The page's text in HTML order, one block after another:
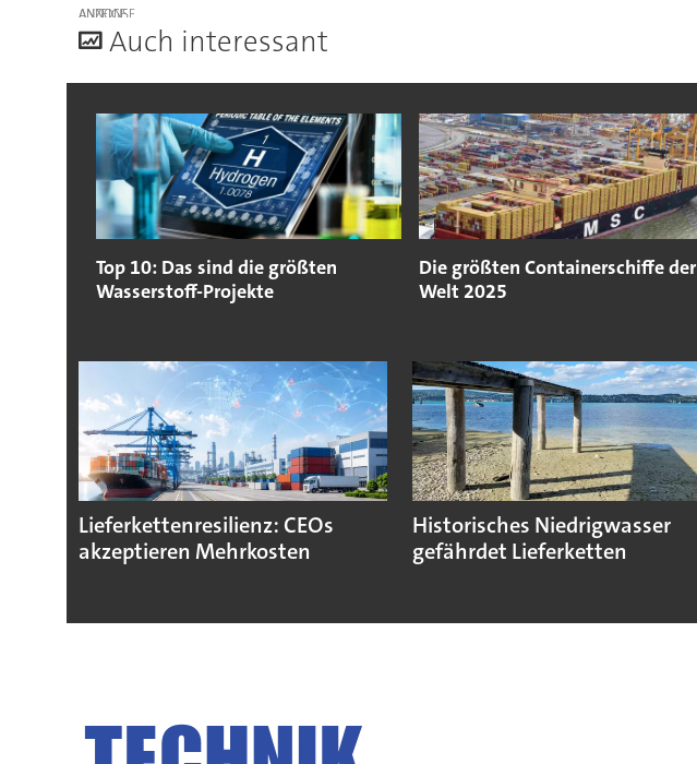
ANZEIGE
Auch interessant
Top 10: Das sind die größten
Wasserstoff-Projekte
Die größten Containerschiffe der
Welt 2025
Lieferkettenresilienz: CEOs
akzeptieren Mehrkosten
Historisches Niedrigwasser
gefährdet Lieferketten